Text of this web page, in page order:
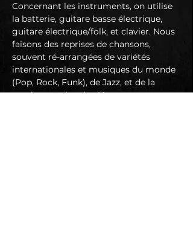
Concernant les instruments, on utilise
la batterie, guitare basse électrique,
guitare électrique/folk, et clavier. Nous
faisons des reprises de chansons,
souvent ré-arrangées de variétés
internationales et musiques du monde
(Pop, Rock, Funk), de Jazz, et de la
musique malgache. Nous nous